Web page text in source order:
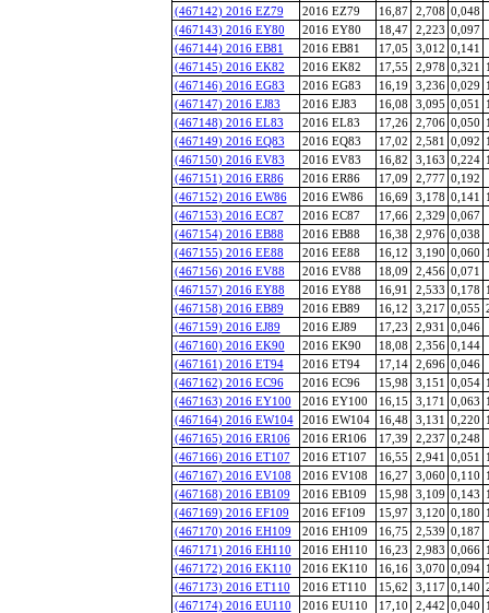
(467142) 2016 EZ79
2016 EZ79 16,87 2,708 0,048
(467143) 2016 EY80
2016 EY80 18,47 2,223 0,097
(467144) 2016 EB81
2016 EB81 17,05 3,012 0,141
(467145) 2016 EK82
2016 EK82 17,55 2,978 0,321
(467146) 2016 EG83
2016 EG83 16,19 3,236 0,029
(467147) 2016 EJ83
2016 EJ83 16,08 3,095 0,051
(467148) 2016 EL83
2016 EL83 17,26 2,706 0,050
(467149) 2016 EQ83
2016 EQ83 17,02 2,581 0,092
(467150) 2016 EV83
2016 EV83 16,82 3,163 0,224
(467151) 2016 ER86
2016 ER86 17,09 2,777 0,192
(467152) 2016 EW86
2016 EW86 16,69 3,178 0,141
(467153) 2016 EC87
2016 EC87 17,66 2,329 0,067
(467154) 2016 EB88
2016 EB88 16,38 2,976 0,038
(467155) 2016 EE88
2016 EE88 16,12 3,190 0,060
(467156) 2016 EV88
2016 EV88 18,09 2,456 0,071
(467157) 2016 EY88
2016 EY88 16,91 2,533 0,178
(467158) 2016 EB89
2016 EB89 16,12 3,217 0,055
(467159) 2016 EJ89
2016 EJ89 17,23 2,931 0,046
(467160) 2016 EK90
2016 EK90 18,08 2,356 0,144
(467161) 2016 ET94
2016 ET94 17,14 2,696 0,046
(467162) 2016 EC96
2016 EC96 15,98 3,151 0,054
(467163) 2016 EY100
2016 EY100 16,15 3,171 0,063
(467164) 2016 EW104
2016 EW104 16,48 3,131 0,220
(467165) 2016 ER106
2016 ER106 17,39 2,237 0,248
(467166) 2016 ET107
2016 ET107 16,55 2,941 0,051
(467167) 2016 EV108
2016 EV108 16,27 3,060 0,110
(467168) 2016 EB109
2016 EB109 15,98 3,109 0,143
(467169) 2016 EF109
2016 EF109 15,97 3,120 0,180
(467170) 2016 EH109
2016 EH109 16,75 2,539 0,187
(467171) 2016 EH110
2016 EH110 16,23 2,983 0,066
(467172) 2016 EK110
2016 EK110 16,16 3,070 0,094
(467173) 2016 ET110
2016 ET110 15,62 3,117 0,140
(467174) 2016 EU110
2016 EU110 17,10 2,442 0,040